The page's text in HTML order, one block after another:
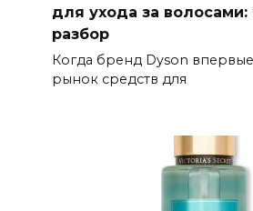
для ухода за
разбор
Когда бренд Dyson
рынок средств для